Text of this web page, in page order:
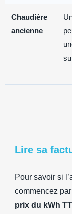
Chaudière
ancienne
Lire sa
Pour savoir si
commencez
prix du kWh